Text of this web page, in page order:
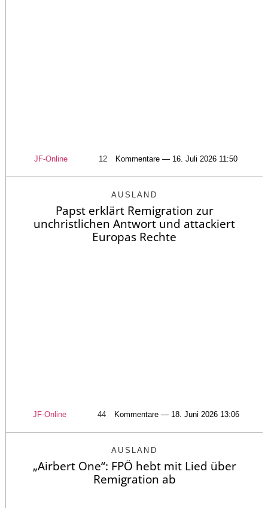
JF-Online 12 Kommentare — 16. Juli 2026 11:50
AUSLAND
Papst erklärt Remigration zur
unchristlichen Antwort und attackiert
Europas Rechte
JF-Online 44 Kommentare — 18. Juni 2026 13:06
AUSLAND
„Airbert One“: FPÖ hebt mit Lied über
Remigration ab